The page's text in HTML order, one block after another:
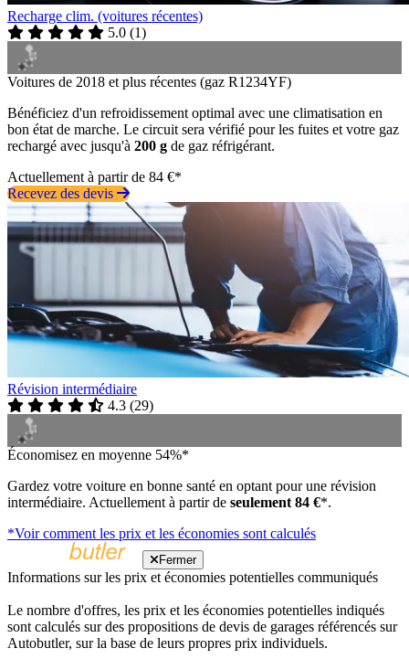
Recharge clim. (voitures récentes)
5.0 (1)
Voitures de 2018 et plus récentes (gaz R1234YF)
Bénéficiez d'un refroidissement optimal avec une climatisation en
bon état de marche. Le circuit sera vérifié pour les fuites et votre gaz
rechargé avec jusqu'à 200 g de gaz réfrigérant.
Actuellement à partir de 84 €*
Recevez des devis
Révision intermédiaire
4.3 (29)
Économisez en moyenne 54%*
Gardez votre voiture en bonne santé en optant pour une révision
intermédiaire. Actuellement à partir de seulement 84 €*.
*Voir comment les prix et les économies sont calculés
Fermer
Informations sur les prix et économies potentielles communiqués
Le nombre d'offres, les prix et les économies potentielles indiqués
sont calculés sur des propositions de devis de garages référencés sur
Autobutler, sur la base de leurs propres prix individuels.